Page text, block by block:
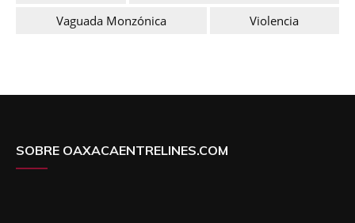
Vaguada Monzónica
Violencia
SOBRE OAXACAENTRELINES.COM